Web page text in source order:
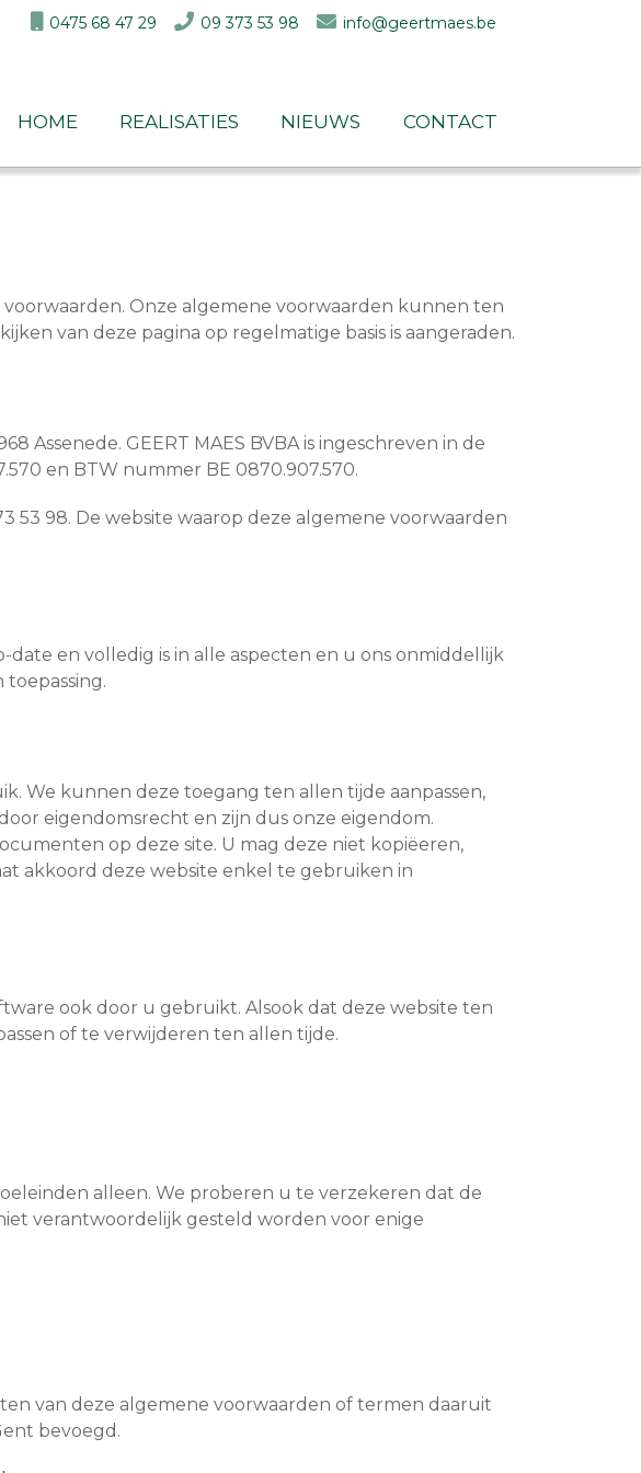
0475 68 47 29 09 373 53 98 info@geertmaes.be
home realisaties nieuws contact
Onze algemene voorwaarden kunnen ten
van deze pagina op regelmatige basis is aangeraden.
Assenede. GEERT MAES BVBA is ingeschreven in de
en BTW nummer BE 0870.907.570.
53 98. De website waarop deze algemene voorwaarden
en volledig is in alle aspecten en u ons onmiddellijk
We kunnen deze toegang ten allen tijde aanpassen,
eigendomsrecht en zijn dus onze eigendom.
op deze site. U mag deze niet kopiëeren,
akkoord deze website enkel te gebruiken in
ook door u gebruikt. Alsook dat deze website ten
of te verwijderen ten allen tijde.
alleen. We proberen u te verzekeren dat de
verantwoordelijk gesteld worden voor enige
van deze algemene voorwaarden of termen daaruit
bevoegd.